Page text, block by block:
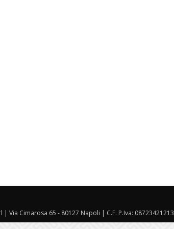
| Via Cimarosa 65 - 80127 Napoli | C.F. P.Iva: 08723421213